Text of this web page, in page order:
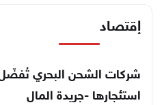
إقتصاد
شركات الشحن البحري
استئجارها -جريدة المال